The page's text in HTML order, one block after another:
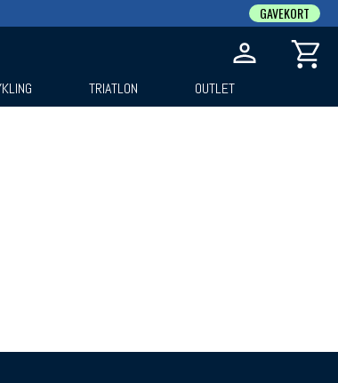
GAVEKORT
TRIATLON OUTLET